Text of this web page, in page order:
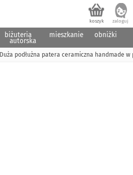
biżuteria
autorska
mieszkanie obniżki
Duża podłużna patera ceramiczna handmade